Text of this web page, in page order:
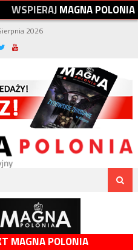
WSPIERAJMAGNAPOLONIA
2026
MAGNA POLONIA